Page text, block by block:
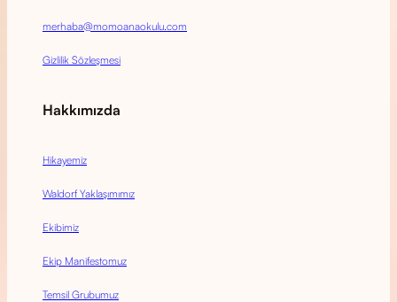
merhaba@momoanaokulu.com
Gizlilik Sözleşmesi
Hakkımızda
Hikayemiz
Waldorf Yaklaşımımız
Ekibimiz
Ekip Manifestomuz
Temsil Grubumuz